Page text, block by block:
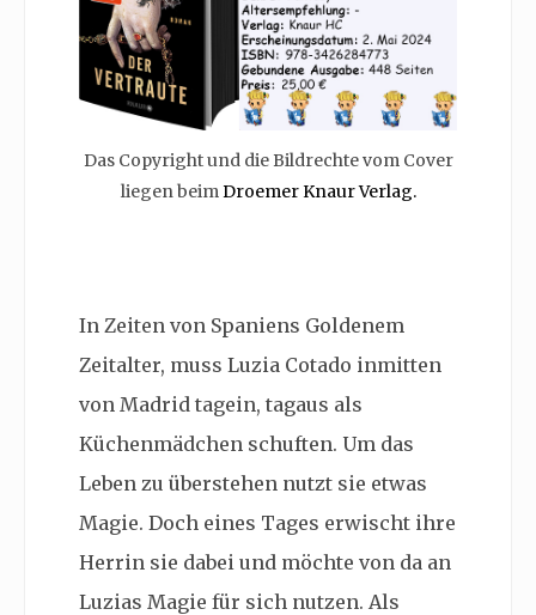
Das Copyright und die Bildrechte vom Cover
liegen beimDroemer Knaur Verlag.
In Zeiten von Spaniens Goldenem
Zeitalter, muss Luzia Cotado inmitten
von Madrid tagein, tagaus als
Küchenmädchen schuften. Um das
Leben zu überstehen nutzt sie etwas
Magie. Doch eines Tages erwischt ihre
Herrin sie dabei und möchte von da an
Luzias Magie für sich nutzen. Als